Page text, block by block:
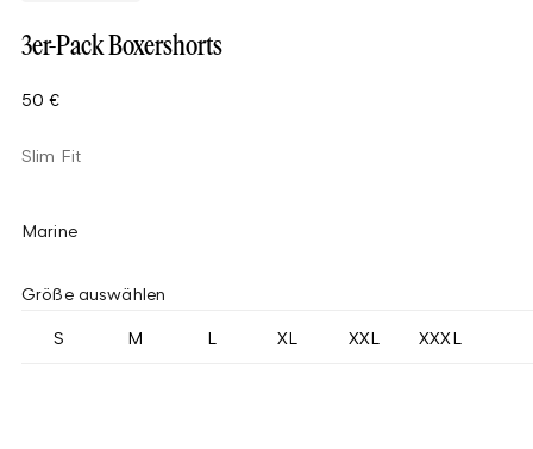
3er-Pack Boxershorts
50 €
Slim Fit
Marine
Größe auswählen
S M L XL XXL XXXL